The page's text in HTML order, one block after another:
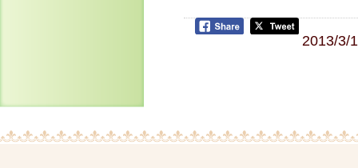
2013/3/